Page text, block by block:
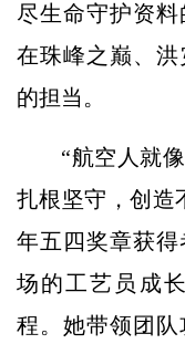
尽生命守护资
在珠峰之巅、
的担当。
“航空人就
扎根坚守，创造
年五四奖章获
场的工艺员成
程。她带领团